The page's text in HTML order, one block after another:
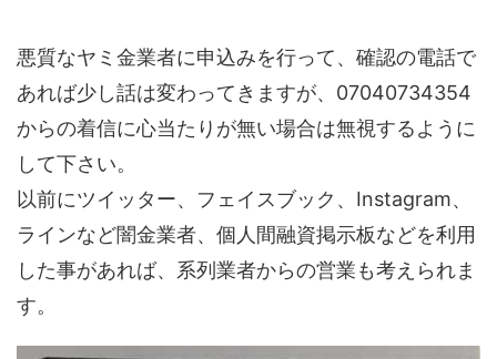
悪質なヤミ金業者に申込みを行って、確認の電話で
あれば少し話は変わってきますが、07040734354
からの着信に心当たりが無い場合は無視するように
して下さい。
以前にツイッター、フェイスブック、Instagram、
ラインなど闇金業者、個人間融資掲示板などを利用
した事があれば、系列業者からの営業も考えられま
す。